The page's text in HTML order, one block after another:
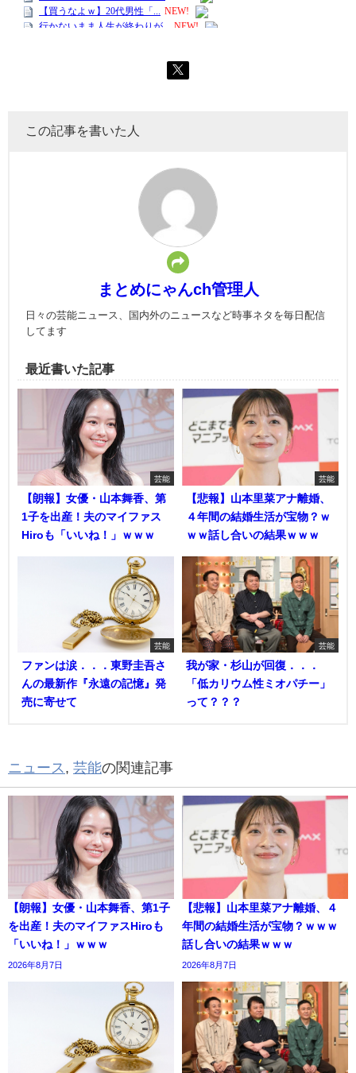
この記事を書いた人
まとめにゃんch管理人
日々の芸能ニュース、国内外のニュースなど時事ネタを毎日配信
してます
最近書いた記事
芸能
【朗報】女優・山本舞香、第
1子を出産！夫のマイファス
Hiroも「いいね！」ｗｗｗ
芸能
【悲報】山本里菜アナ離婚、
４年間の結婚生活が宝物？ｗ
ｗｗ話し合いの結果ｗｗｗ
芸能
ファンは涙．．．東野圭吾さ
んの最新作『永遠の記憶』発
売に寄せて
芸能
我が家・杉山が回復．．．
「低カリウム性ミオパチー」
って？？？
ニュース , 芸能の関連記事
【朗報】女優・山本舞香、第1子
を出産！夫のマイファスHiroも
「いいね！」ｗｗｗ
2026年8月7日
【悲報】山本里菜アナ離婚、４
年間の結婚生活が宝物？ｗｗｗ
話し合いの結果ｗｗｗ
2026年8月7日